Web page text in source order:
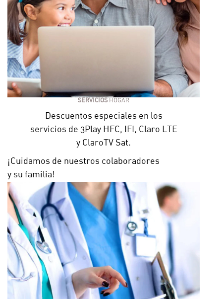
SERVICIOS HOGAR
Descuentos especiales en los
servicios de 3Play HFC, IFI, Claro LTE
y ClaroTV Sat.
¡Cuidamos de nuestros colaboradores
y su familia!